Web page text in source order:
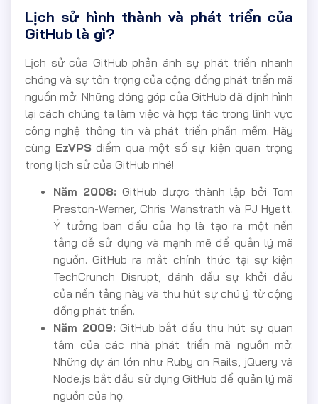
Lịch sử hình thành và phát triển của
GitHub là gì?
Lịch sử của GitHub phản ánh sự phát triển nhanh
chóng và sự tôn trọng của cộng đồng phát triển mã
nguồn mở. Những đóng góp của GitHub đã định hình
lại cách chúng ta làm việc và hợp tác trong lĩnh vực
công nghệ thông tin và phát triển phần mềm. Hãy
cùng EzVPSđiểm qua một số sự kiện quan trọng
trong lịch sử của GitHub nhé!
Năm 2008: GitHub được thành lập bởi Tom
Preston-Werner, Chris Wanstrath và PJ Hyett.
Ý tưởng ban đầu của họ là tạo ra một nền
tảng dễ sử dụng và mạnh mẽ để quản lý mã
nguồn. GitHub ra mắt chính thức tại sự kiện
TechCrunch Disrupt, đánh dấu sự khởi đầu
của nền tảng này và thu hút sự chú ý từ cộng
đồng phát triển.
Năm 2009: GitHub bắt đầu thu hút sự quan
tâm của các nhà phát triển mã nguồn mở.
Những dự án lớn như Ruby on Rails, jQuery và
Node.js bắt đầu sử dụng GitHub để quản lý mã
nguồn của họ.